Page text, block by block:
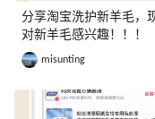
分享淘宝洗护新羊毛，
对新羊毛感兴趣！！！
misunting